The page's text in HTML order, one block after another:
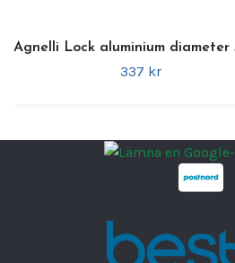
Diameter
Agnelli Lock aluminium diameter
337 kr